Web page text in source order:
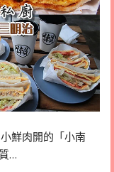
鮮肉開的「小南
…